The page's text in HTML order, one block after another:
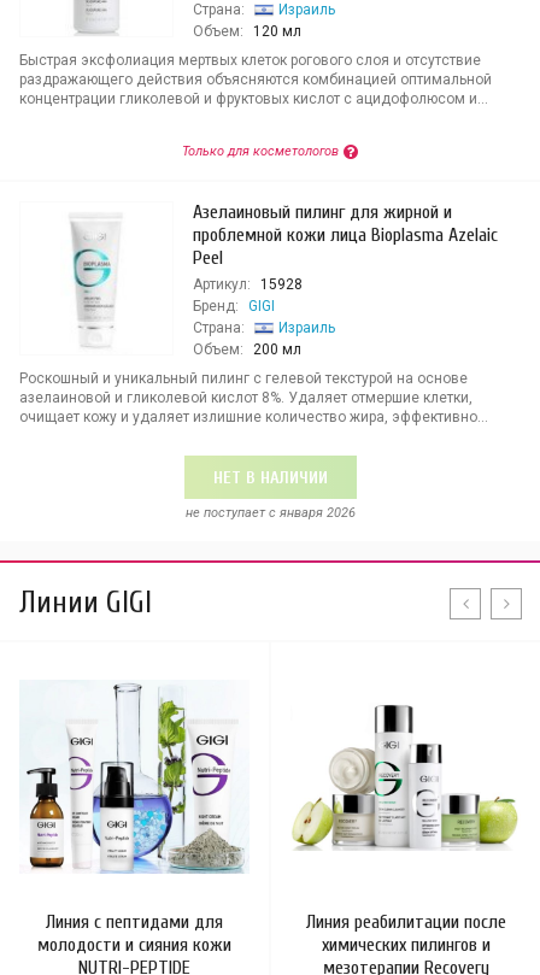
Страна:
Израиль
Объем:
120 мл
Быстрая эксфолиация мертвых клеток рогового слоя и отсутствие
раздражающего действия объясняются комбинацией оптимальной
концентрации гликолевой и фруктовых кислот с ацидофолюсом и...
Только для косметологов
Азелаиновый пилинг для жирной и
проблемной кожи лица Bioplasma Azelaic
Peel
Артикул:
15928
Бренд:
GIGI
Страна:
Израиль
Объем:
200 мл
Роскошный и уникальный пилинг с гелевой текстурой на основе
азелаиновой и гликолевой кислот 8%. Удаляет отмершие клетки,
очищает кожу и удаляет излишние количество жира, эффективно...
НЕТ В НАЛИЧИИ
не поступает c января 2026
Линии GIGI
Линия с пептидами для
молодости и сияния кожи
NUTRI-PEPTIDE
Линия реабилитации после
химических пилингов и
мезотерапии Recovery